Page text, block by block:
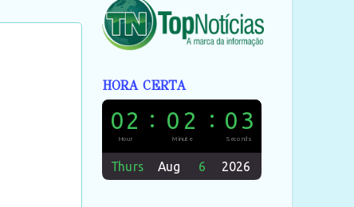
HORA CERTA